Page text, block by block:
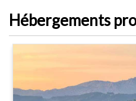
Hébergements